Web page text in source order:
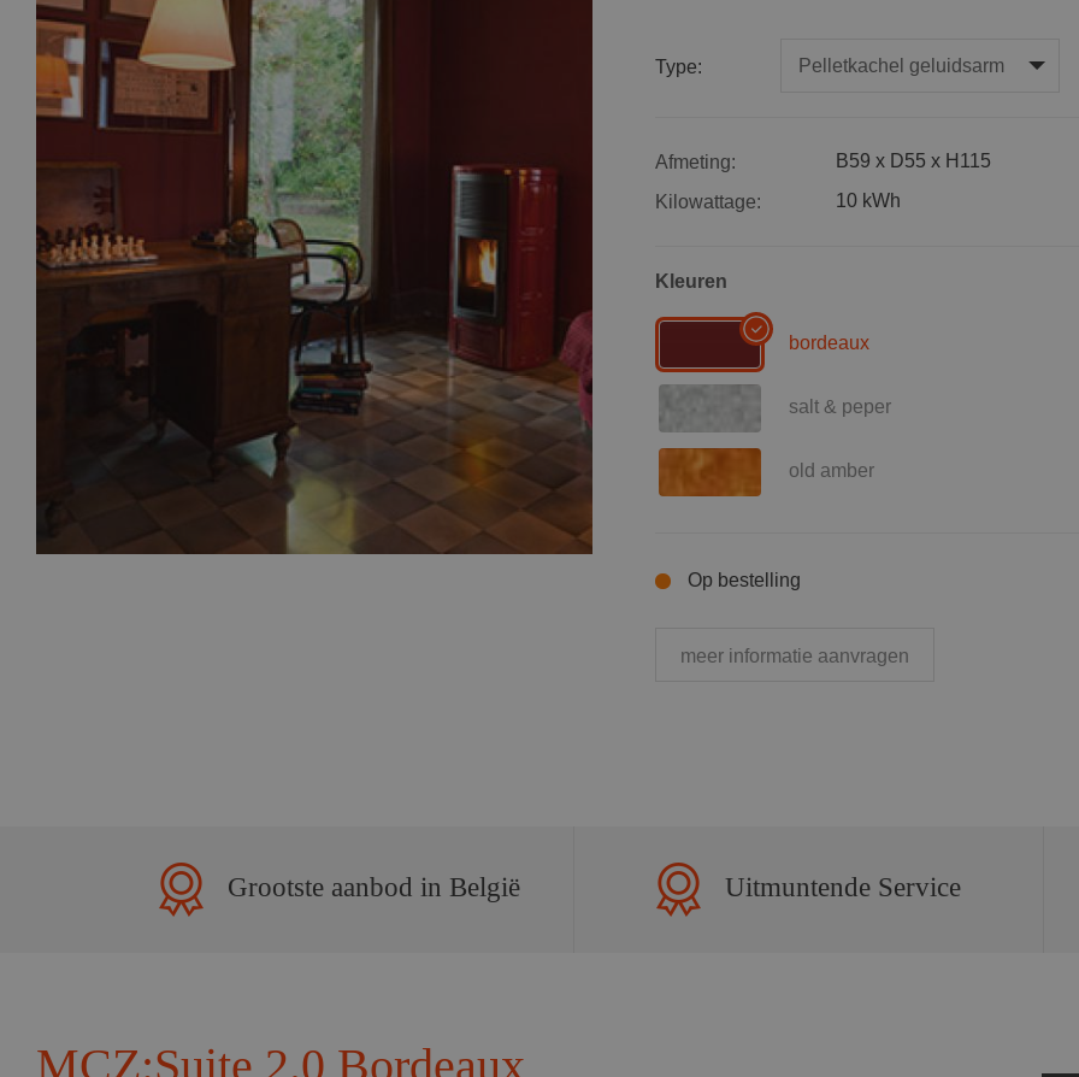
Type:
Afmeting:
B59 x D55 x H115
Kilowattage:
10 kWh
Kleuren
bordeaux
salt & peper
old amber
Op bestelling
meer informatie aanvragen
Grootste aanbod in België Uitmuntende Service
MCZ:Suite 2.0 Bordeaux